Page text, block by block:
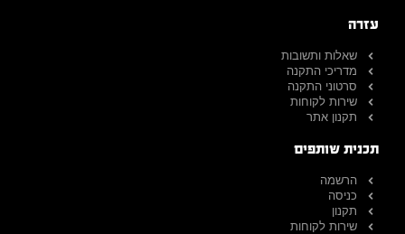
עזרה
שאלות ותשובות
מדריכי התקנה
סרטוני התקנה
שירות לקוחות
תקנון אתר
תכנית שותפים
הרשמה
כניסה
תקנון
שירות לקוחות